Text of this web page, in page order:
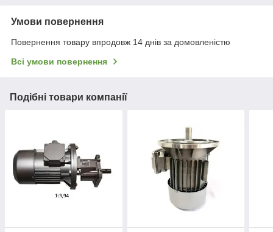
Умови повернення
Повернення товару впродовж 14 днів за домовленістю
Всі умови повернення
Подібні товари компанії